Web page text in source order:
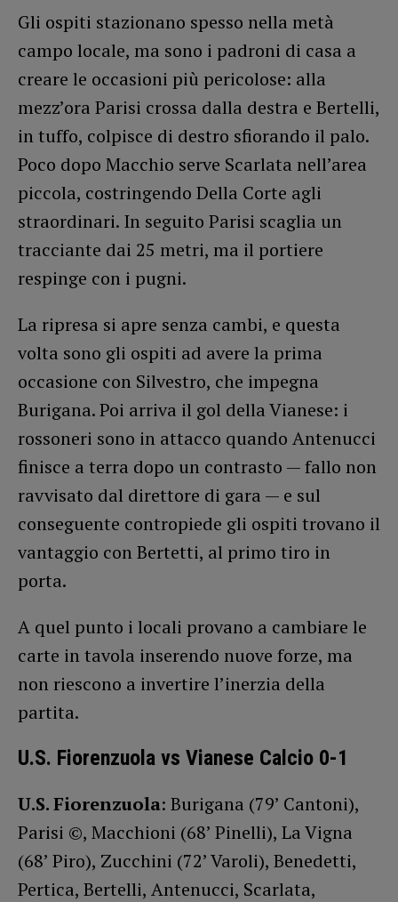
Gli ospiti stazionano spesso nella metà
campo locale, ma sono i padroni di casa a
creare le occasioni più pericolose: alla
mezz’ora Parisi crossa dalla destra e Bertelli,
in tuffo, colpisce di destro sfiorando il palo.
Poco dopo Macchio serve Scarlata nell’area
piccola, costringendo Della Corte agli
straordinari. In seguito Parisi scaglia un
tracciante dai 25 metri, ma il portiere
respinge con i pugni.
La ripresa si apre senza cambi, e questa
volta sono gli ospiti ad avere la prima
occasione con Silvestro, che impegna
Burigana. Poi arriva il gol della Vianese: i
rossoneri sono in attacco quando Antenucci
finisce a terra dopo un contrasto — fallo non
ravvisato dal direttore di gara — e sul
conseguente contropiede gli ospiti trovano il
vantaggio con Bertetti, al primo tiro in
porta.
A quel punto i locali provano a cambiare le
carte in tavola inserendo nuove forze, ma
non riescono a invertire l’inerzia della
partita.
U.S. Fiorenzuola vs Vianese Calcio 0-1
U.S. Fiorenzuola: Burigana (79’ Cantoni),
Parisi ©, Macchioni (68’ Pinelli), La Vigna
(68’ Piro), Zucchini (72’ Varoli), Benedetti,
Pertica, Bertelli, Antenucci, Scarlata,